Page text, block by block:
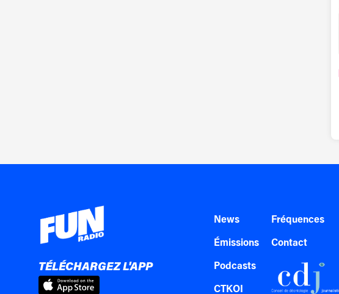
TÉLÉCHARGEZ L'APP
News
Émissions
Podcasts
CTKOI
Fréquences
Contact